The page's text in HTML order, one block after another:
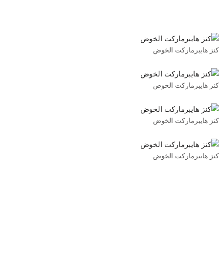
كنز هايبرماركت الخوض
كنز هايبرماركت الخوض
كنز هايبرماركت الخوض
كنز هايبرماركت الخوض